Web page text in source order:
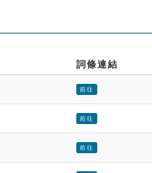
詞條連結
前往
前往
前往